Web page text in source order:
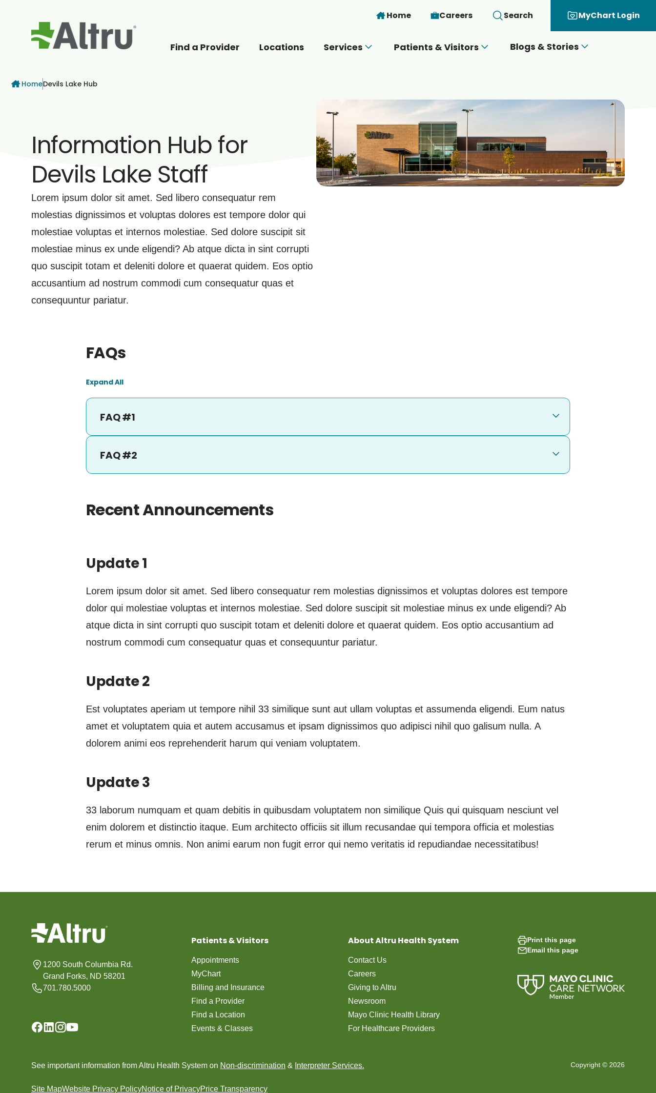
Skip to main content
Home Careers Search MyChart Login
Find a Provider Locations Services Patients & Visitors Blogs & Stories
Breadcrumb
HomeDevils Lake Hub
Information Hub for
Devils Lake Staff
Lorem ipsum dolor sit amet. Sed libero consequatur rem
molestias dignissimos et voluptas dolores est tempore dolor qui
molestiae voluptas et internos molestiae. Sed dolore suscipit sit
molestiae minus ex unde eligendi? Ab atque dicta in sint corrupti
quo suscipit totam et deleniti dolore et quaerat quidem. Eos optio
accusantium ad nostrum commodi cum consequatur quas et
consequuntur pariatur.
FAQs
Expand All
FAQ #1
FAQ #2
Recent Announcements
Update 1
Lorem ipsum dolor sit amet. Sed libero consequatur rem molestias dignissimos et voluptas dolores est tempore
dolor qui molestiae voluptas et internos molestiae. Sed dolore suscipit sit molestiae minus ex unde eligendi? Ab
atque dicta in sint corrupti quo suscipit totam et deleniti dolore et quaerat quidem. Eos optio accusantium ad
nostrum commodi cum consequatur quas et consequuntur pariatur.
Update 2
Est voluptates aperiam ut tempore nihil 33 similique sunt aut ullam voluptas et assumenda eligendi. Eum natus
amet et voluptatem quia et autem accusamus et ipsam dignissimos quo adipisci nihil quo galisum nulla. A
dolorem animi eos reprehenderit harum qui veniam voluptatem.
Update 3
33 laborum numquam et quam debitis in quibusdam voluptatem non similique Quis qui quisquam nesciunt vel
enim dolorem et distinctio itaque. Eum architecto officiis sit illum recusandae qui tempora officia et molestias
rerum et minus omnis. Non animi earum non fugit error qui nemo veritatis id repudiandae necessitatibus!
1200 South Columbia Rd.
Grand Forks, ND 58201
701.780.5000
Patients & Visitors
Appointments
MyChart
Billing and Insurance
Find a Provider
Find a Location
Events & Classes
About Altru Health System
Contact Us
Careers
Giving to Altru
Newsroom
Mayo Clinic Health Library
For Healthcare Providers
Print this page
Email this page
See important information from Altru Health System on Non-discrimination & Interpreter Services.
Site MapWebsite Privacy PolicyNotice of PrivacyPrice Transparency
Copyright © 2026